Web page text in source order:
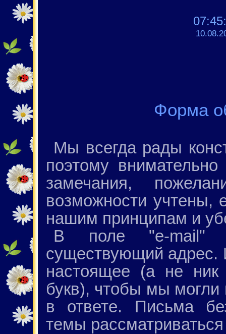
Форма
Мы всегда рады
поэтому
замечания,
возможности учтены,
нашим принципам и
В поле "e-mail"
существующий адрес.
настоящее (а не
букв), чтобы мы могли
в ответе. Письма
темы рассматриваться